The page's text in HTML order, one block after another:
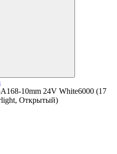
10mm 24V White6000 (17
Открытый)